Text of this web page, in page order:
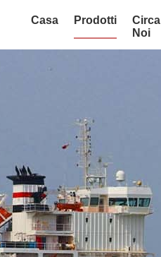
Casa Prodotti
Circa
Noi